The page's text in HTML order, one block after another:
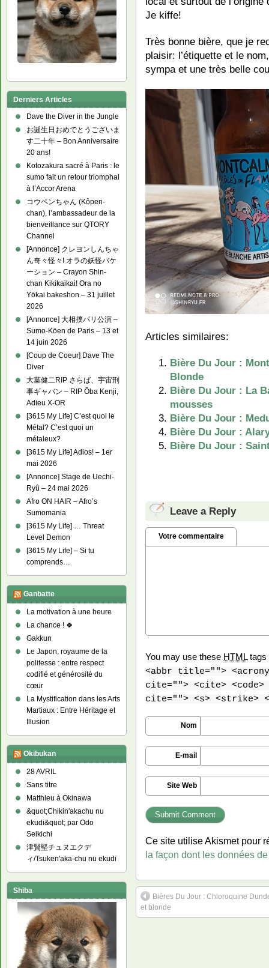
Je kiffe!
Très bonne bière, que je
plaisir: l’étiquette et le
sympa et une très belle
Articles similaires:
Bière Du Jour :
Blonde
Bière Du Jour : La
mousses
Bière Du Jour :
Bière Du Jour :
Bière Du Jour :
Leave a Reply
Votre commentaire
You may use these HTMLtags
<abbr title="">
cite=""> <cite> <code>
cite=""> <s> <strike>
Nom
E-mail
Site Web
Ce site utilise Akismet pour
la façon dont les données
Bières Du Jour : Chloroquine
et blonde
Derniers Articles
Dave the Diver in the Jungle
お誕生日おめでとうございま
す二十年 – Bon Anniversaire
20 ans!
Kotozakura sacré à Paris : le
sumo fait un retour triomphal
à l’Accor Arena
コウペンちゃん (Kôpen-
chan), l’ambassadeur de la
bienveillance sur QTORY
Channel
[Annonce] クレヨンしんちゃ
ん奇々怪々! オラの妖怪バケ
ーション – Crayon Shin-
chan Kikikaikai! Ora no
Yōkai bakeshon – 31 juillet
2026
[Annonce] 大相撲パリ公演 –
Sumo-Kōen de Paris – 13 et
14 juin 2026
[Coup de Coeur] Dave The
Diver
大葉健二RIP さらば、宇宙刑
事ギャバン – RIP Ōba Kenji,
Adieu X-OR
[3615 My Life] C’est quoi le
Métal? C’est quoi un
métaleux?
[3615 My Life] Adios! – 1er
mai 2026
[Annonce] Stage de Uechi-
Ryû – 24 mai 2026
Afro ON HAIR – Afro’s
Sumomania
[3615 My Life] … Threat
Level Demon
[3615 My Life] – Si tu
comprends…
Ganbatte
La motivation à une heure
La chance ! 🍀
Gakkun
Le Japon, royaume de la
politesse : entre respect
codifié et générosité du
cœur
La Mystification dans les Arts
Martiaux : Entre Héritage et
Illusion
Okibukan
28 AVRIL
Sans titre
Matthieu à Okinawa
&quot;Chikin'akachu nu
ekudi&quot; par Odo
Seikichi
津賢堅チュヌエクデ
ィ/Tsuken'aka-chu nu ekudi
Shiba